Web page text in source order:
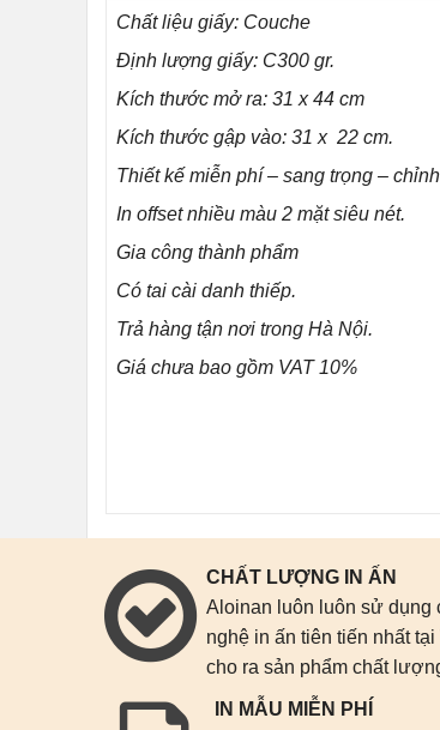
Chất liệu giấy: Couche
Định lượng giấy: C300 gr.
Kích thước mở ra: 31 x 44 cm
Kích thước gập vào: 31 x 22 cm.
Thiết kế miễn phí – sang trọng –
In offset nhiều màu 2 mặt siêu nét.
Gia công thành phẩm
Có tai cài danh thiếp.
Trả hàng tận nơi trong Hà Nội.
Giá chưa bao gồm VAT 10%
CHẤT LƯỢNG IN ẤN
Aloinan luôn luôn sử dụng
nghệ in ấn tiên tiến nhất
cho ra sản phẩm chất
IN MẪU MIỄN PHÍ